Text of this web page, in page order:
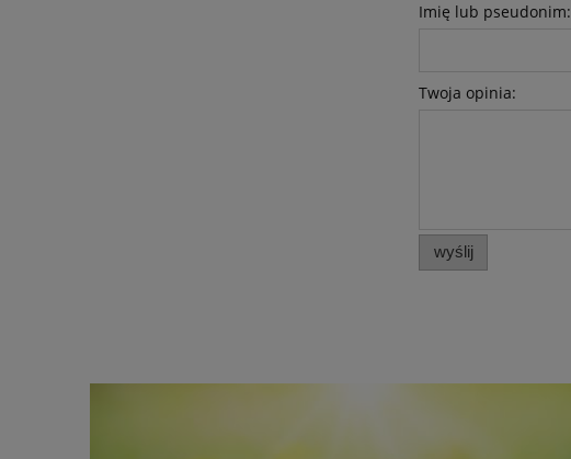
Imię lub pseudonim:
Twoja opinia:
wyślij